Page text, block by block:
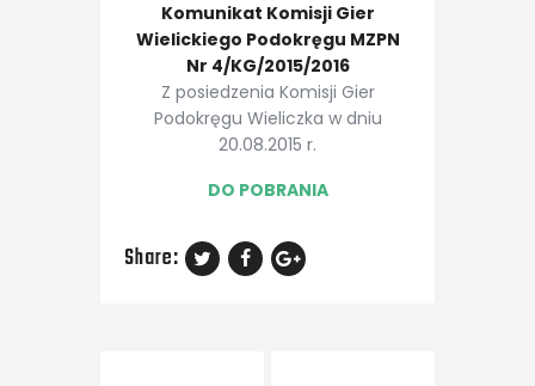
Komunikat Komisji Gier
Wielickiego Podokręgu MZPN
Nr 4/KG/2015/2016
Z posiedzenia Komisji Gier
Podokręgu Wieliczka w dniu
20.08.2015 r.
DO POBRANIA
Share: